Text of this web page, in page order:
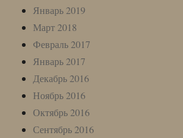
Январь 2019
Март 2018
Февраль 2017
Январь 2017
Декабрь 2016
Ноябрь 2016
Октябрь 2016
Сентябрь 2016